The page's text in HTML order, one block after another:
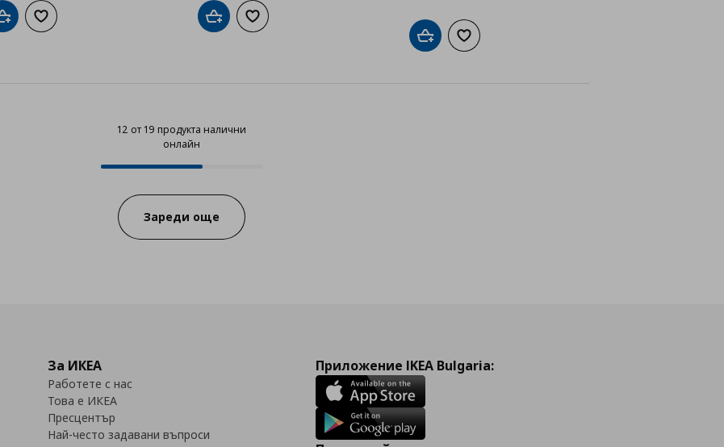
Добави в кошницата
Добави към списъка с любими Добави в кошницата
Добави към списъка с любими
Добави в кошницата
Добави към списъка с любими
12 от 19 продукта налични
онлайн
12 от 19 продукта налични онлайн
Progress:
Зареди още
За ИКЕА
Работете с нас
Това е ИКЕА
Пресцентър
Най-често задавани въпроси
Приложение IKEA Bulgaria: